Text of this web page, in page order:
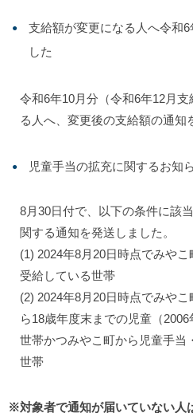
支給額が変更になる人へ令和
した
令和6年10月分（令和6年12月
る人へ、変更後の支給額の通知
児童手当の拡充に関するお知
8月30日付で、以下の条件に該
関する通知を発送しました。
(1) 2024年8月20日時点でみや
受給している世帯
(2) 2024年8月20日時点でみや
ら18歳年度末までの児童（
世帯かつみやこ町から児童手当
世帯
※対象者で通知が届いていない人